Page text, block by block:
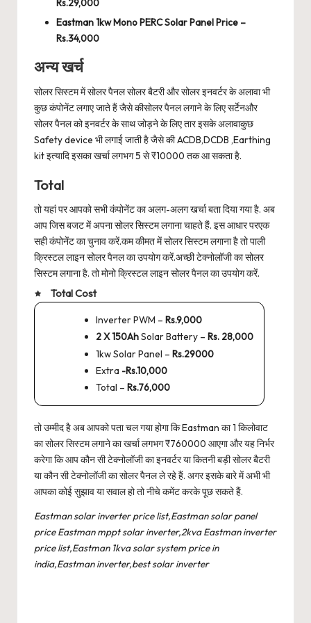
Eastman 1kw Mono PERC Solar Panel Price –
Rs.34,000
अन्य खर्च
सोलर सिस्टम में सोलर पैनल सोलर बैटरी और सोलर इनवर्टर के अलावा भी
कुछ कंपोनेंट लगाए जाते हैं जैसे कीसोलर पैनल लगाने के लिए सर्टेनऔर
सोलर पैनल को इनवर्टर के साथ जोड़ने के लिए तार इसके अलावाकुछ
Safety device भी लगाई जाती है जैसे की ACDB,DCDB ,Earthing
kit इत्यादि इसका खर्चा लगभग 5 से ₹10000 तक आ सकता है.
Total
तो यहां पर आपको सभी कंपोनेंट का अलग-अलग खर्चा बता दिया गया है. अब
आप जिस बजट में अपना सोलर सिस्टम लगाना चाहते हैं. इस आधार परएक
सही कंपोनेंट का चुनाव करें.कम कीमत में सोलर सिस्टम लगाना है तो पाली
क्रिस्टल लाइन सोलर पैनल का उपयोग करें.अच्छी टेक्नोलॉजी का सोलर
सिस्टम लगाना है. तो मोनो क्रिस्टल लाइन सोलर पैनल का उपयोग करें.
Total Cost
Inverter PWM – Rs.9,000
2 X 150AhSolar Battery – Rs. 28,000
1kw Solar Panel – Rs.29000
Extra -Rs.10,000
Total – Rs.76,000
तो उम्मीद है अब आपको पता चल गया होगा कि Eastman का 1 किलोवाट
का सोलर सिस्टम लगाने का खर्चा लगभग ₹760000 आएगा और यह निर्भर
करेगा कि आप कौन सी टेक्नोलॉजी का इनवर्टर या कितनी बड़ी सोलर बैटरी
या कौन सी टेक्नोलॉजी का सोलर पैनल ले रहे हैं. अगर इसके बारे में अभी भी
आपका कोई सुझाव या सवाल हो तो नीचे कमेंट करके पूछ सकते हैं.
Eastman solar inverter price list,Eastman solar panel
price Eastman mppt solar inverter,2kva Eastman inverter
price list,Eastman 1kva solar system price in
india,Eastman inverter,best solar inverter